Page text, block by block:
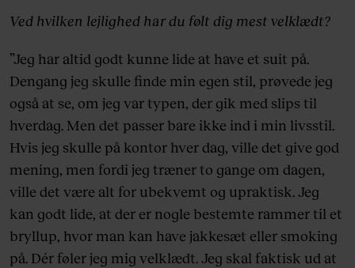
Ved hvilken lejlighed har du følt dig mest velklædt?
”Jeg har altid godt kunne lide at have et suit på.
Dengang jeg skulle finde min egen stil, prøvede jeg
også at se, om jeg var typen, der gik med slips til
hverdag. Men det passer bare ikke ind i min livsstil.
Hvis jeg skulle på kontor hver dag, ville det give god
mening, men fordi jeg træner to gange om dagen,
ville det være alt for ubekvemt og upraktisk. Jeg
kan godt lide, at der er nogle bestemte rammer til et
bryllup, hvor man kan have jakkesæt eller smoking
på. Dér føler jeg mig velklædt. Jeg skal faktisk ud at